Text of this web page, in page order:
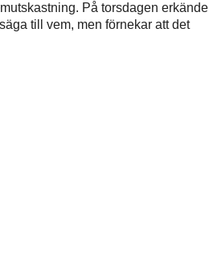
På torsdagen erkände
till vem, men förnekar att det